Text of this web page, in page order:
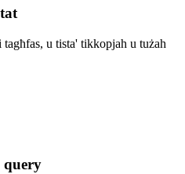
u tista' tikkopjah u tużah